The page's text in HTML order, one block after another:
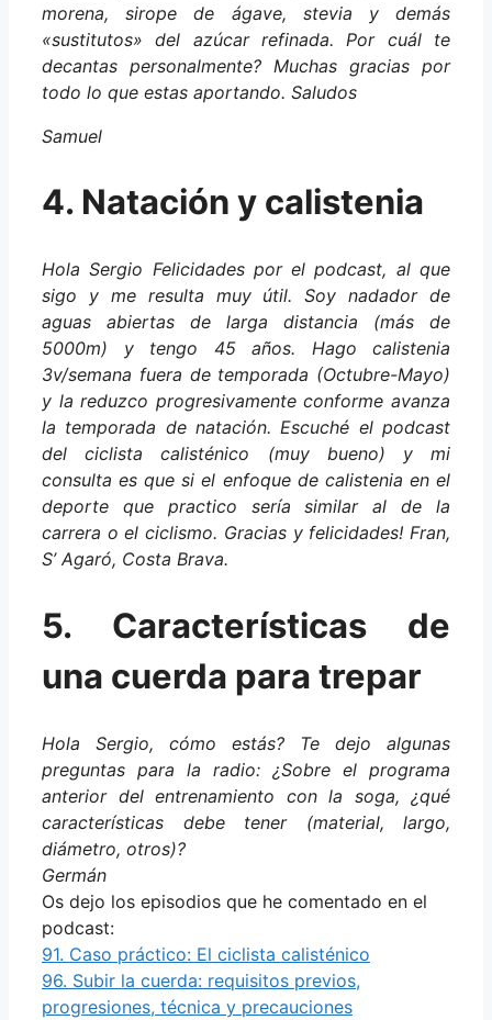
morena, sirope de ágave, stevia y demás
«sustitutos» del azúcar refinada. Por cuál te
decantas personalmente? Muchas gracias por
todo lo que estas aportando. Saludos
Samuel
4. Natación y calistenia
Hola Sergio Felicidades por el podcast, al que
sigo y me resulta muy útil. Soy nadador de
aguas abiertas de larga distancia (más de
5000m) y tengo 45 años. Hago calistenia
3v/semana fuera de temporada (Octubre-Mayo)
y la reduzco progresivamente conforme avanza
la temporada de natación. Escuché el podcast
del ciclista calisténico (muy bueno) y mi
consulta es que si el enfoque de calistenia en el
deporte que practico sería similar al de la
carrera o el ciclismo. Gracias y felicidades! Fran,
S’ Agaró, Costa Brava.
5. Características de
una cuerda para trepar
Hola Sergio, cómo estás? Te dejo algunas
preguntas para la radio: ¿Sobre el programa
anterior del entrenamiento con la soga, ¿qué
características debe tener (material, largo,
diámetro, otros)?
Germán
Os dejo los episodios que he comentado en el
podcast:
91. Caso práctico: El ciclista calisténico
96. Subir la cuerda: requisitos previos,
progresiones, técnica y precauciones